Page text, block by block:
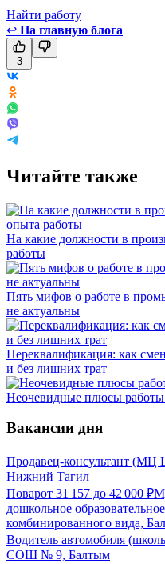
Найти работу
↩ На главную блога
3
Читайте также
На какие должности в
работы
Пять мифов о работе в
не актуальны
Переквалификация: как
и без лишних трат
Неочевидные плюсы работы
Вакансии дня
Продавец-консультант (МЦ
Нижний Тагил
Поварот 31 157 до 42 000 ₽
дошкольное
комбинированного вида,
Водитель автомобиля
СОШ № 9, Балтым